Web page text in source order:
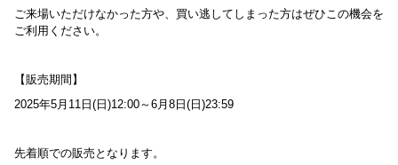
ご来場いただけなかった方や、買い逃してしまった方はぜひこの機会を
ご利用ください。
【販売期間】
2025年5月11日(日)12:00～6月8日(日)23:59
先着順での販売となります。